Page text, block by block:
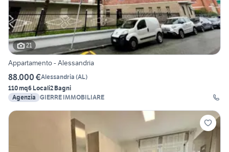
21
Appartamento - Alessandria
88.000 €Alessandria (AL)
110 mq6 Locali2 Bagni
Agenzia GIERRE IMMOBILIARE